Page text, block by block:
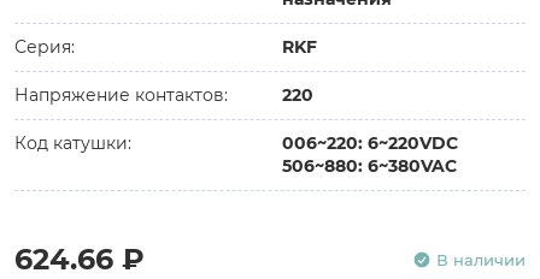
Серия: RKF
Напряжение контактов: 220
Код катушки:
006~220: 6~220VDC
506~880: 6~380VAC
624.66 ₽ В наличии